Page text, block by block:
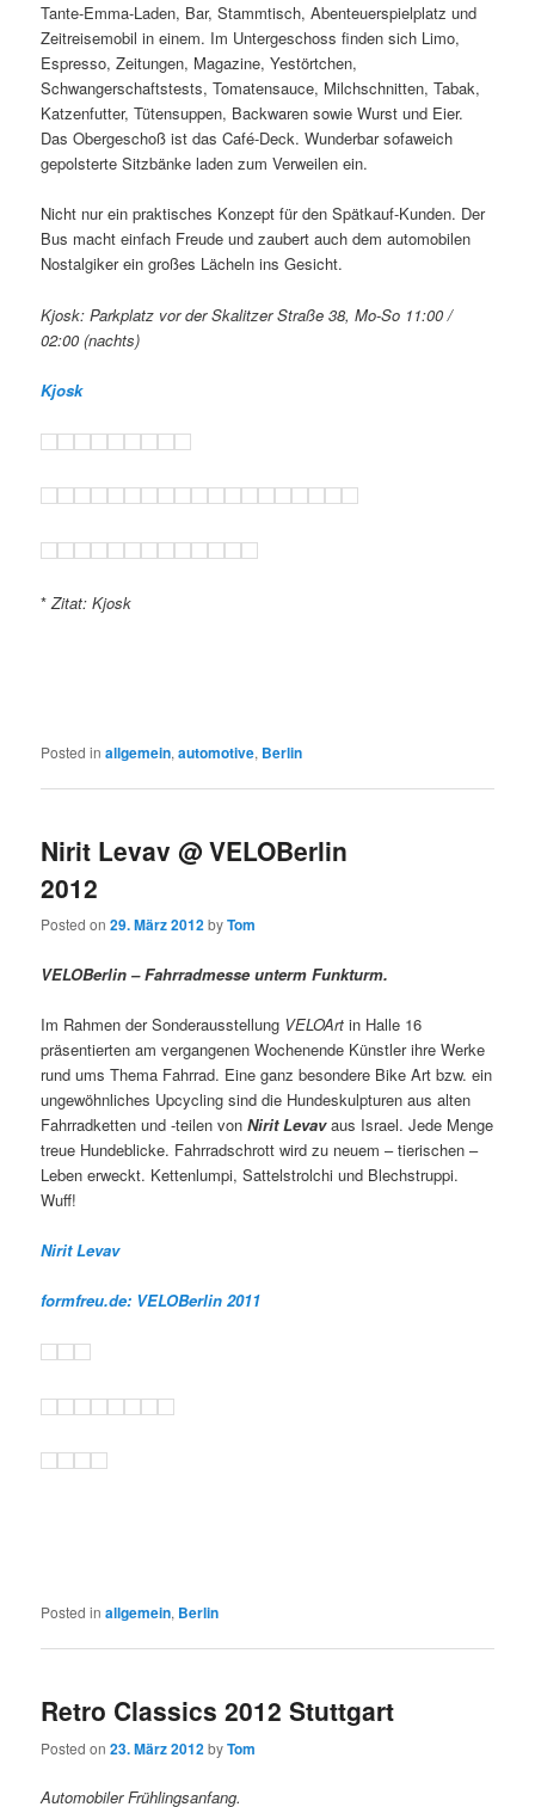
Tante-Emma-Laden, Bar, Stammtisch, Abenteuerspielplatz und
Zeitreisemobil in einem. Im Untergeschoss finden sich Limo,
Espresso, Zeitungen, Magazine, Yestörtchen,
Schwangerschaftstests, Tomatensauce, Milchschnitten, Tabak,
Katzenfutter, Tütensuppen, Backwaren sowie Wurst und Eier.
Das Obergeschoß ist das Café-Deck. Wunderbar sofaweich
gepolsterte Sitzbänke laden zum Verweilen ein.
Nicht nur ein praktisches Konzept für den Spätkauf-Kunden. Der
Bus macht einfach Freude und zaubert auch dem automobilen
Nostalgiker ein großes Lächeln ins Gesicht.
Kjosk: Parkplatz vor der Skalitzer Straße 38, Mo-So 11:00 /
02:00 (nachts)
Kjosk
*Zitat: Kjosk
Posted in allgemein,automotive, Berlin
Nirit Levav @ VELOBerlin
2012
Posted on29. März 2012byTom
VELOBerlin – Fahrradmesse unterm Funkturm.
Im Rahmen der Sonderausstellung VELOArtin Halle 16
präsentierten am vergangenen Wochenende Künstler ihre Werke
rund ums Thema Fahrrad. Eine ganz besondere Bike Art bzw. ein
ungewöhnliches Upcycling sind die Hundeskulpturen aus alten
Fahrradketten und -teilen vonNirit Levavaus Israel. Jede Menge
treue Hundeblicke. Fahrradschrott wird zu neuem – tierischen –
Leben erweckt. Kettenlumpi, Sattelstrolchi und Blechstruppi.
Wuff!
Nirit Levav
formfreu.de: VELOBerlin 2011
Posted in allgemein, Berlin
Retro Classics 2012 Stuttgart
Posted on23. März 2012byTom
Automobiler Frühlingsanfang.